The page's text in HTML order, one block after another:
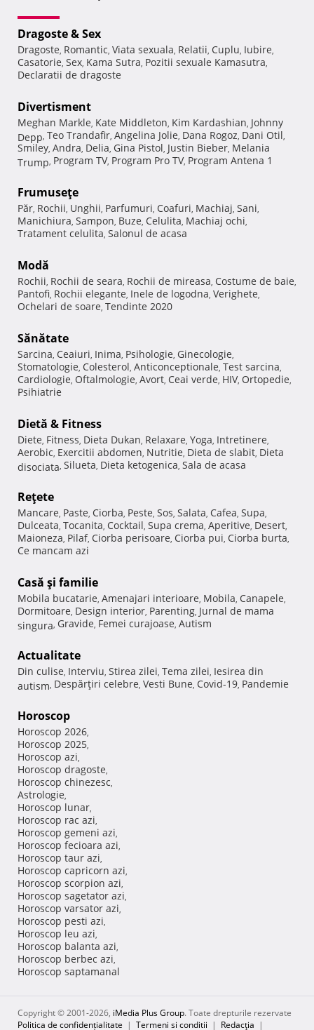
Dragoste & Sex
Dragoste, Romantic, Viata sexuala, Relatii, Cuplu, Iubire,
Casatorie, Sex, Kama Sutra, Pozitii sexuale Kamasutra,
Declaratii de dragoste
Divertisment
Meghan Markle, Kate Middleton, Kim Kardashian, Johnny
Depp, Teo Trandafir, Angelina Jolie, Dana Rogoz, Dani Otil,
Smiley, Andra, Delia, Gina Pistol, Justin Bieber, Melania
Trump, Program TV, Program Pro TV, Program Antena 1
Frumuseţe
Păr, Rochii, Unghii, Parfumuri, Coafuri, Machiaj, Sani,
Manichiura, Sampon, Buze, Celulita, Machiaj ochi,
Tratament celulita, Salonul de acasa
Modă
Rochii, Rochii de seara, Rochii de mireasa, Costume de baie,
Pantofi, Rochii elegante, Inele de logodna, Verighete,
Ochelari de soare, Tendinte 2020
Sănătate
Sarcina, Ceaiuri, Inima, Psihologie, Ginecologie,
Stomatologie, Colesterol, Anticonceptionale, Test sarcina,
Cardiologie, Oftalmologie, Avort, Ceai verde, HIV, Ortopedie,
Psihiatrie
Dietă & Fitness
Diete, Fitness, Dieta Dukan, Relaxare, Yoga, Intretinere,
Aerobic, Exercitii abdomen, Nutritie, Dieta de slabit, Dieta
disociata, Silueta, Dieta ketogenica, Sala de acasa
Reţete
Mancare, Paste, Ciorba, Peste, Sos, Salata, Cafea, Supa,
Dulceata, Tocanita, Cocktail, Supa crema, Aperitive, Desert,
Maioneza, Pilaf, Ciorba perisoare, Ciorba pui, Ciorba burta,
Ce mancam azi
Casă şi familie
Mobila bucatarie, Amenajari interioare, Mobila, Canapele,
Dormitoare, Design interior, Parenting, Jurnal de mama
singura, Gravide, Femei curajoase, Autism
Actualitate
Din culise, Interviu, Stirea zilei, Tema zilei, Iesirea din
autism, Despărţiri celebre, Vesti Bune, Covid-19, Pandemie
Horoscop
Horoscop 2026,
Horoscop 2025,
Horoscop azi,
Horoscop dragoste,
Horoscop chinezesc,
Astrologie,
Horoscop lunar,
Horoscop rac azi,
Horoscop gemeni azi,
Horoscop fecioara azi,
Horoscop taur azi,
Horoscop capricorn azi,
Horoscop scorpion azi,
Horoscop sagetator azi,
Horoscop varsator azi,
Horoscop pesti azi,
Horoscop leu azi,
Horoscop balanta azi,
Horoscop berbec azi,
Horoscop saptamanal
Copyright © 2001-2026, iMedia Plus Group. Toate drepturile rezervate
Politica de confidențialitate | Termeni si conditii | Redacţia |